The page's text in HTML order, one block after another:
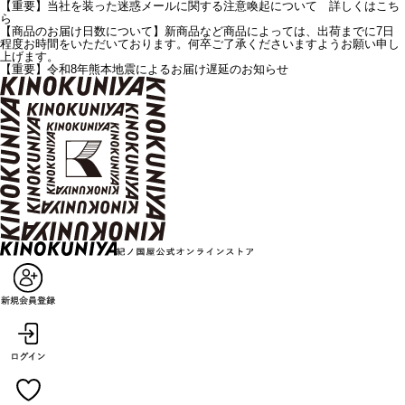
【重要】当社を装った迷惑メールに関する注意喚起について 詳しくはこち
ら
【商品のお届け日数について】新商品など商品によっては、出荷までに7日
程度お時間をいただいております。何卒ご了承くださいますようお願い申し
上げます。
【重要】令和8年熊本地震によるお届け遅延のお知らせ